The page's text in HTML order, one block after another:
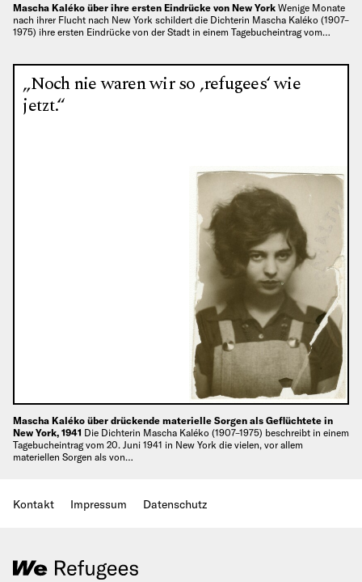
Mascha Kaléko über ihre ersten Eindrücke von New York Wenige Monate
nach ihrer Flucht nach New York schildert die Dichterin Mascha Kaléko (1907–
1975) ihre ersten Eindrücke von der Stadt in einem Tagebucheintrag vom…
„Noch nie waren wir so ‚refugees‘ wie
jetzt.“
Mascha Kaléko über drückende materielle Sorgen als Geflüchtete in
New York, 1941 Die Dichterin Mascha Kaléko (1907–1975) beschreibt in einem
Tagebucheintrag vom 20. Juni 1941 in New York die vielen, vor allem
materiellen Sorgen als von…
Kontakt Impressum Datenschutz